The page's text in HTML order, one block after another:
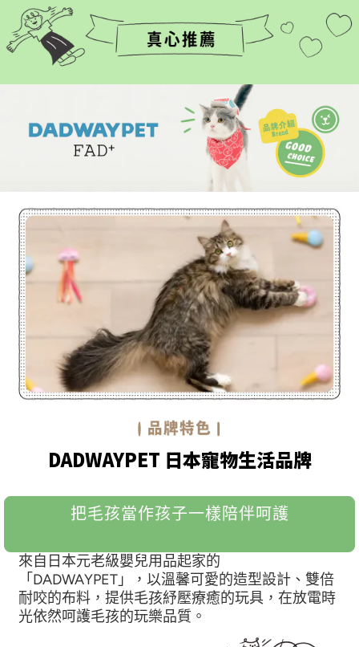
DADWAYPET 日本寵物生活品牌
把毛孩當作孩子一樣陪伴呵護
來自日本元老級嬰兒用品起家的
「DADWAYPET」，以溫馨可愛的造型設計、雙倍
耐咬的布料，提供毛孩紓壓療癒的玩具，在放電時
光依然呵護毛孩的玩樂品質。